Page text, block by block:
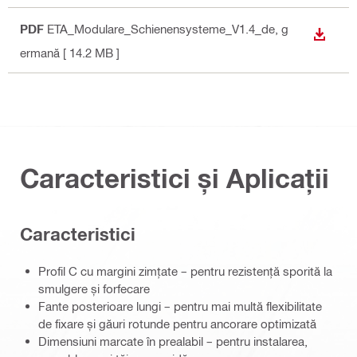
PDF ETA_Modulare_Schienensysteme_V1.4_de , g
ermană [ 14.2 MB ]
Caracteristici și Aplicații
Caracteristici
Profil C cu margini zimțate – pentru rezistență sporită la
smulgere și forfecare
Fante posterioare lungi – pentru mai multă flexibilitate
de fixare și găuri rotunde pentru ancorare optimizată
Dimensiuni marcate în prealabil – pentru instalarea,